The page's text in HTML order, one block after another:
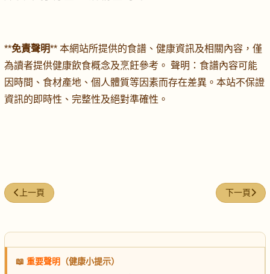
**免責聲明** 本網站所提供的食譜、健康資訊及相關內容，僅
為讀者提供健康飲食概念及烹飪參考。 聲明：食譜內容可能
因時間、食材產地、個人體質等因素而存在差異。本站不保證
資訊的即時性、完整性及絕對準確性。
上一篇文章: 補氣安神補虛湯
上一頁 下一篇文章
下一頁
📖 重要聲明
（健康小提示）